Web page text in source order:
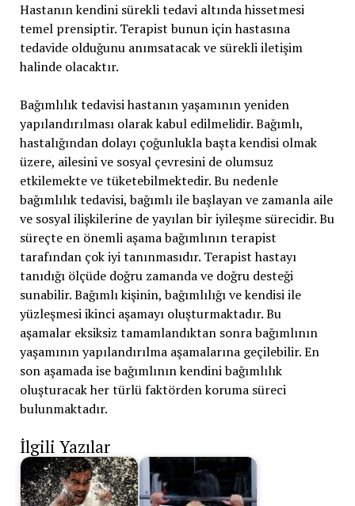
Hastanın kendini sürekli tedavi altında hissetmesi
temel prensiptir. Terapist bunun için hastasına
tedavide olduğunu anımsatacak ve sürekli iletişim
halinde olacaktır.
Bağımlılık tedavisi hastanın yaşamının yeniden
yapılandırılması olarak kabul edilmelidir. Bağımlı,
hastalığından dolayı çoğunlukla başta kendisi olmak
üzere, ailesini ve sosyal çevresini de olumsuz
etkilemekte ve tüketebilmektedir. Bu nedenle
bağımlılık tedavisi, bağımlı ile başlayan ve zamanla aile
ve sosyal ilişkilerine de yayılan bir iyileşme sürecidir. Bu
süreçte en önemli aşama bağımlının terapist
tarafından çok iyi tanınmasıdır. Terapist hastayı
tanıdığı ölçüde doğru zamanda ve doğru desteği
sunabilir. Bağımlı kişinin, bağımlılığı ve kendisi ile
yüzleşmesi ikinci aşamayı oluşturmaktadır. Bu
aşamalar eksiksiz tamamlandıktan sonra bağımlının
yaşamının yapılandırılma aşamalarına geçilebilir. En
son aşamada ise bağımlının kendini bağımlılık
oluşturacak her türlü faktörden koruma süreci
bulunmaktadır.
İlgili Yazılar